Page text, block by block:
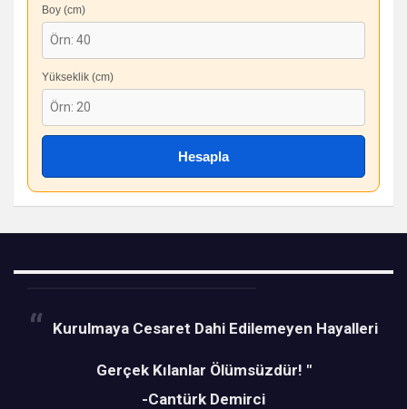
Boy (cm)
Yükseklik (cm)
Hesapla
Kurulmaya Cesaret Dahi Edilemeyen Hayalleri
Gerçek Kılanlar Ölümsüzdür! "
-Cantürk Demirci